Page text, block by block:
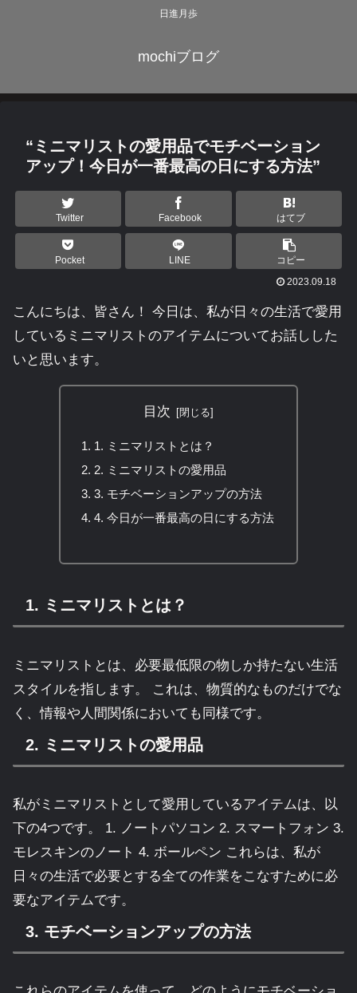
日進月歩
mochiブログ
“ミニマリストの愛用品でモチベーション
アップ！今日が一番最高の日にする方法”
Twitter Facebook はてブ
Pocket LINE
コピー
2023.09.18
こんにちは、皆さん！ 今日は、私が日々の生活で愛用
しているミニマリストのアイテムについてお話しした
いと思います。
目次
1. ミニマリストとは？
2. ミニマリストの愛用品
3. モチベーションアップの方法
4. 今日が一番最高の日にする方法
1. ミニマリストとは？
ミニマリストとは、必要最低限の物しか持たない生活
スタイルを指します。 これは、物質的なものだけでな
く、情報や人間関係においても同様です。
2. ミニマリストの愛用品
私がミニマリストとして愛用しているアイテムは、以
下の4つです。 1. ノートパソコン 2. スマートフォン 3.
モレスキンのノート 4. ボールペン これらは、私が
日々の生活で必要とする全ての作業をこなすために必
要なアイテムです。
3. モチベーションアップの方法